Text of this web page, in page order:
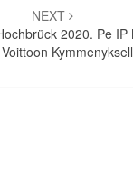
NEXT
2020. Pe IP